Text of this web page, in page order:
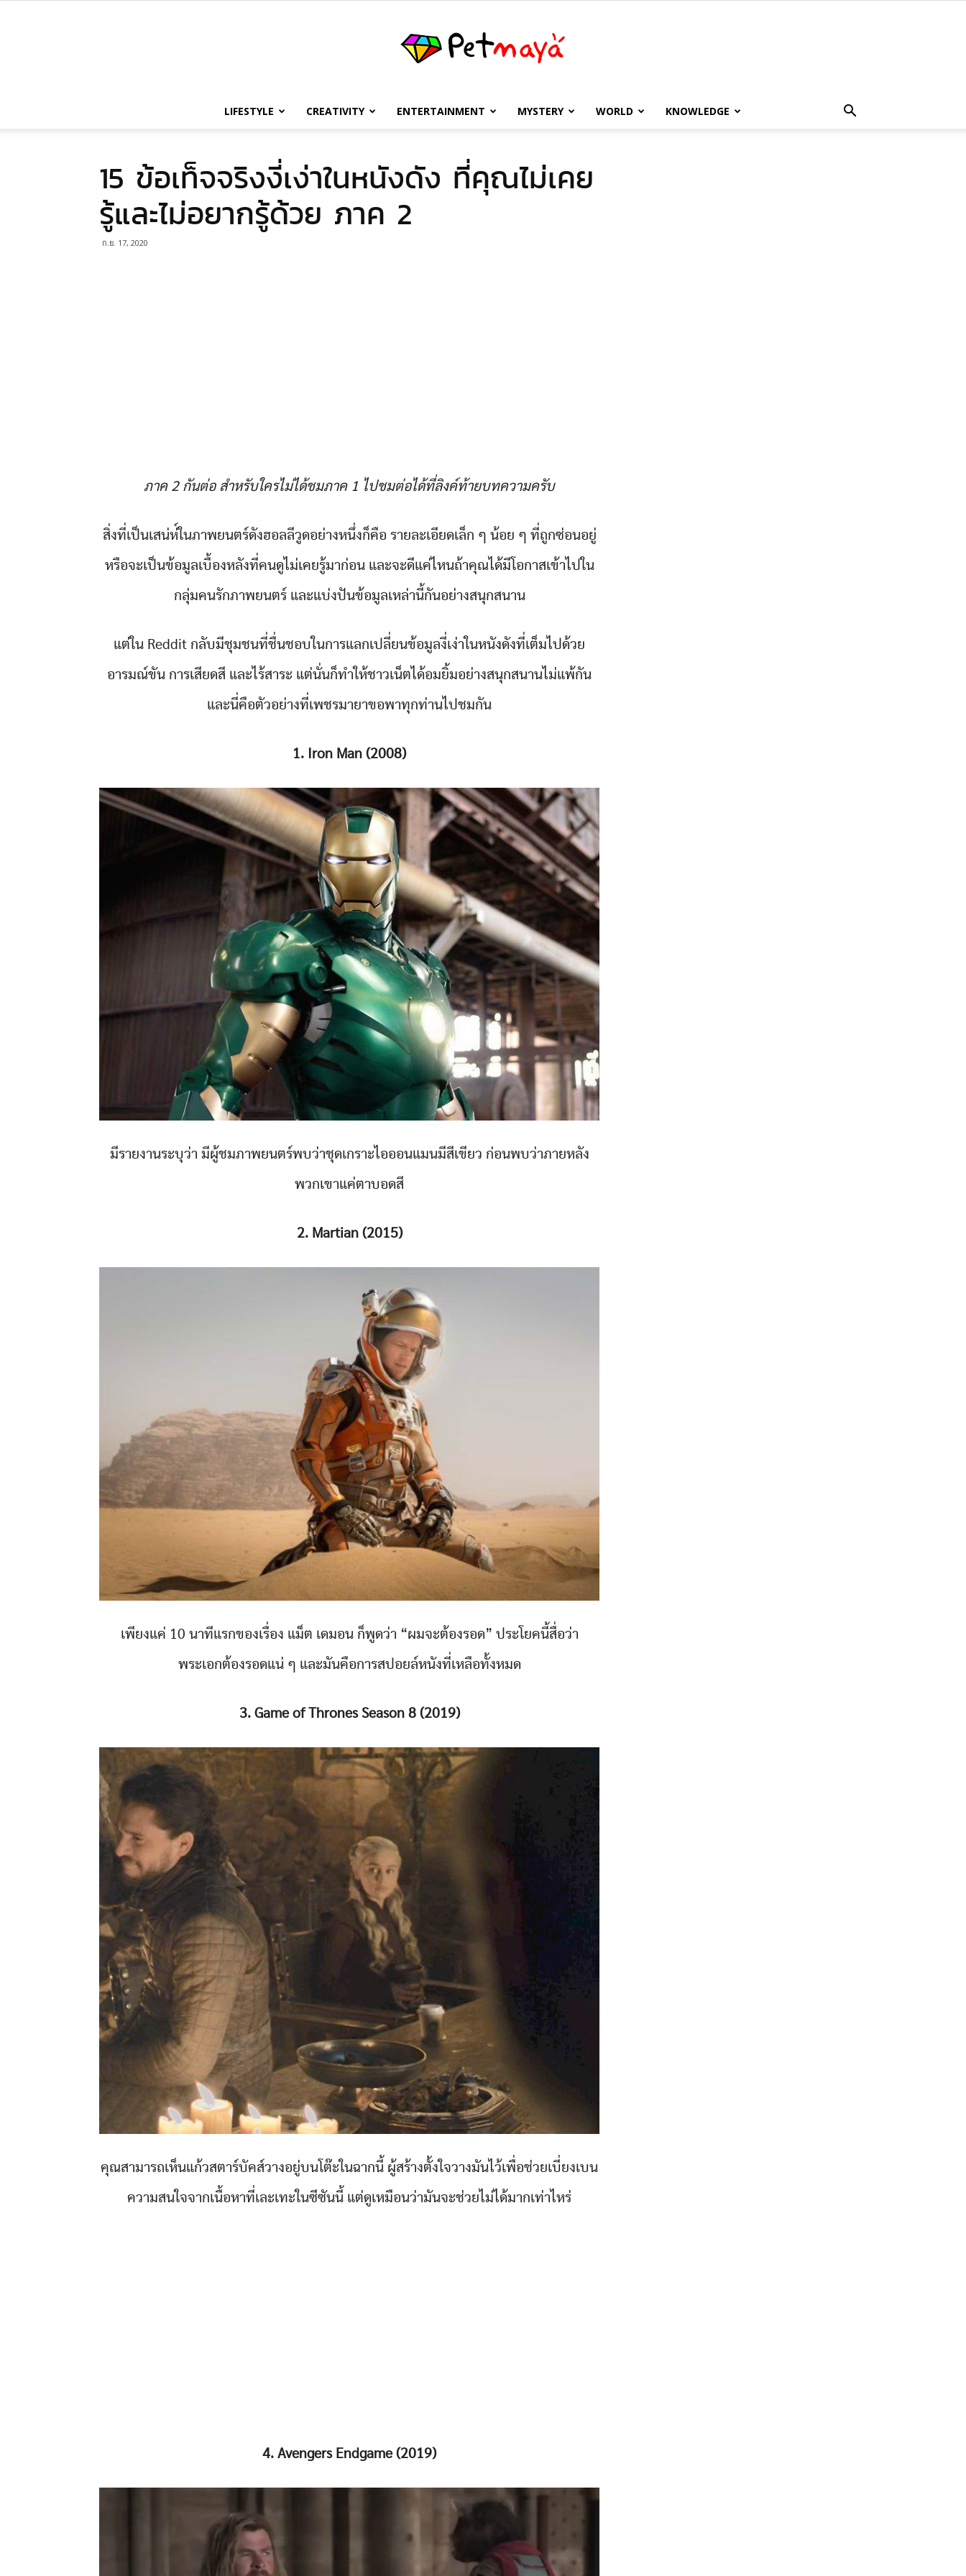
เพชร
LIFESTYLE CREATIVITY ENTERTAINMENT MYSTERY WORLD KNOWLEDGE
15 ข้อเท็จจริงงี่เง่าในหนังดัง ที่คุณไม่เคย
รู้และไม่อยากรู้ด้วย ภาค 2
ก.ย. 17, 2020
ภาค 2 กันต่อ สำหรับใครไม่ได้ชมภาค 1 ไปชมต่อได้ที่ลิงค์ท้ายบทความครับ
สิ่งที่เป็นเสน่ห่์ในภาพยนตร์ดังฮอลลีวูดอย่างหนึ่งก็คือ รายละเอียดเล็ก ๆ น้อย ๆ ที่ถูกซ่อนอยู่
หรือจะเป็นข้อมูลเบื้องหลังที่คนดูไม่เคยรู้มาก่อน และจะดีแค่ไหนถ้าคุณได้มีโอกาสเข้าไปใน
กลุ่มคนรักภาพยนตร์ และแบ่งปันข้อมูลเหล่านี้กันอย่างสนุกสนาน
แต่ใน Reddit กลับมีชุมชนที่ชื่นชอบในการแลกเปลี่ยนข้อมูลงี่เง่าในหนังดังที่เต็มไปด้วย
อารมณ์ขัน การเสียดสี และไร้สาระ แต่นั่นก็ทำให้ชาวเน็ตได้อมยิ้มอย่างสนุกสนานไม่แพ้กัน
และนี่คือตัวอย่างที่เพชรมายาขอพาทุกท่านไปชมกัน
1. Iron Man (2008)
มีรายงานระบุว่า มีผู้ชมภาพยนตร์พบว่าชุดเกราะไอออนแมนมีสีเขียว ก่อนพบว่าภายหลัง
พวกเขาแค่ตาบอดสี
2. Martian (2015)
เพียงแค่ 10 นาทีแรกของเรื่อง แม็ต เดมอน ก็พูดว่า “ผมจะต้องรอด” ประโยคนี้สื่อว่า
พระเอกต้องรอดแน่ ๆ และมันคือการสปอยล์หนังที่เหลือทั้งหมด
3. Game of Thrones Season 8 (2019)
คุณสามารถเห็นแก้วสตาร์บัคส์วางอยู่บนโต๊ะในฉากนี้ ผู้สร้างตั้งใจวางมันไว้เพื่อช่วยเบี่ยงเบน
ความสนใจจากเนื้อหาที่เละเทะในซีซันนี้ แต่ดูเหมือนว่ามันจะช่วยไม่ได้มากเท่าไหร่
4. Avengers Endgame (2019)